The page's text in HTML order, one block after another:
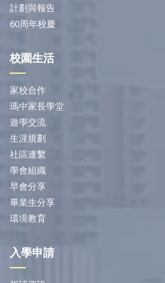
計劃與報告
60周年校慶
校園生活
家校合作
瑪中家長學堂
遊學交流
生涯規劃
社區連繫
學會組織
早會分享
畢業生分享
環境教育
入學申請